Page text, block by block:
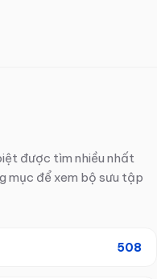
được tìm nhiều nhất
mục để xem bộ sưu tập
508